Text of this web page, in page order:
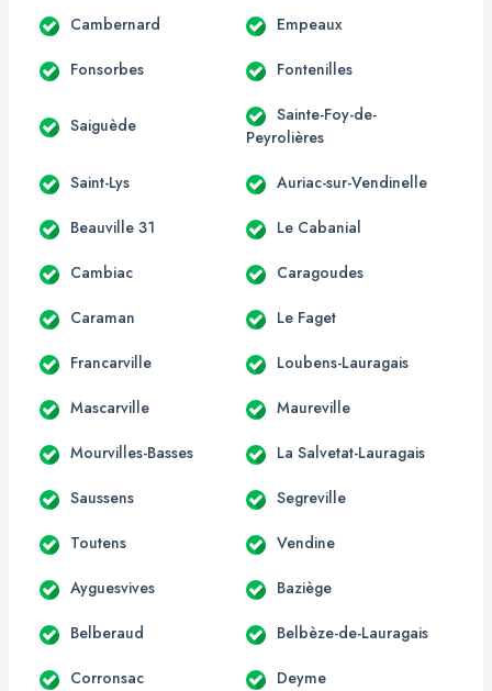
Cambernard Empeaux
Fonsorbes Fontenilles
Saiguède
Sainte-Foy-de-
Peyrolières
Saint-Lys Auriac-sur-Vendinelle
Beauville 31 Le Cabanial
Cambiac Caragoudes
Caraman Le Faget
Francarville Loubens-Lauragais
Mascarville Maureville
Mourvilles-Basses La Salvetat-Lauragais
Saussens Segreville
Toutens Vendine
Ayguesvives Baziège
Belberaud Belbèze-de-Lauragais
Corronsac Deyme